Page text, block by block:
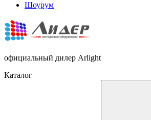
Шоурум
официальный дилер Arlight
Каталог